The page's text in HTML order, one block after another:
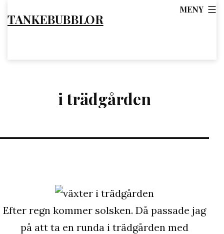
tillTANKEBUBBLOR
MENY
i trädgården
Efter regn kommer solsken. Då passade jag
på att ta en runda i trädgården med